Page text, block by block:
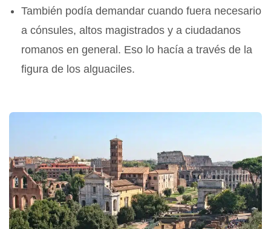
También podía demandar cuando fuera necesario
a cónsules, altos magistrados y a ciudadanos
romanos en general. Eso lo hacía a través de la
figura de los alguaciles.